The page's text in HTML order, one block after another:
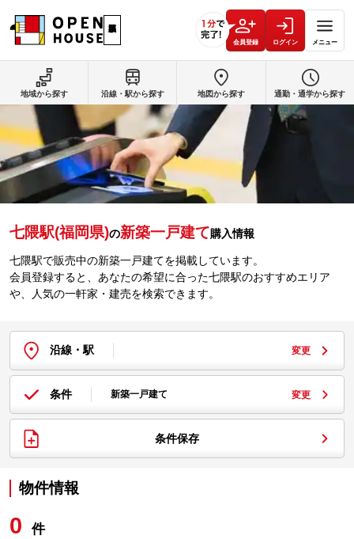
会員登録 ログイン メニュー
七隈駅(福岡県)の新築一戸建て購入情報
七隈駅で販売中の新築一戸建てを掲載しています。
会員登録すると、あなたの希望に合った七隈駅のおすすめエリア
や、人気の一軒家・建売を検索できます。
沿線・駅 変更
条件 新築一戸建て 変更
条件保存
物件情報
0 件
地域から探す 沿線・駅から探す 地図から探す 通勤・通学から探す